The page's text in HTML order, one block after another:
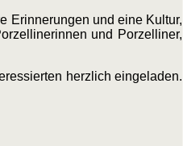
Erinnerungen und eine Kultur,
und Porzelliner,
herzlich eingeladen.